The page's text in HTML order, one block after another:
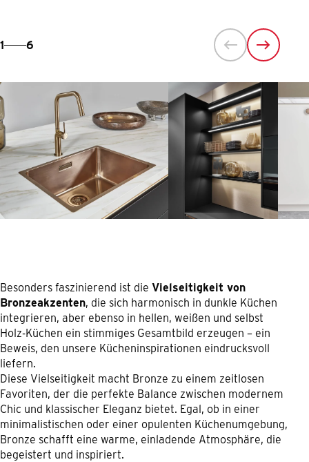
1 6
Besonders faszinierend ist die Vielseitigkeit von
Bronzeakzenten, die sich harmonisch in dunkle Küchen
integrieren, aber ebenso in hellen, weißen und selbst
Holz-Küchen ein stimmiges Gesamtbild erzeugen – ein
Beweis, den unsere Kücheninspirationen eindrucksvoll
liefern.
Diese Vielseitigkeit macht Bronze zu einem zeitlosen
Favoriten, der die perfekte Balance zwischen modernem
Chic und klassischer Eleganz bietet. Egal, ob in einer
minimalistischen oder einer opulenten Küchenumgebung,
Bronze schafft eine warme, einladende Atmosphäre, die
begeistert und inspiriert.